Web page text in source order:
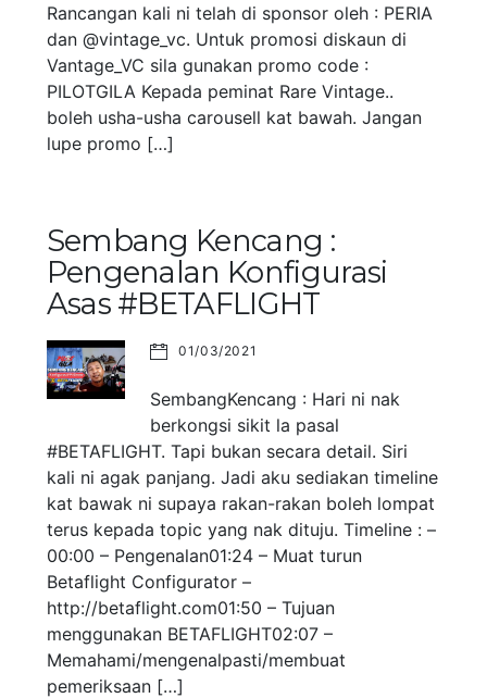
Rancangan kali ni telah di sponsor oleh : PERIA
dan @vintage_vc. Untuk promosi diskaun di
Vantage_VC sila gunakan promo code :
PILOTGILA Kepada peminat Rare Vintage..
boleh usha-usha carousell kat bawah. Jangan
lupe promo […]
Sembang Kencang :
Pengenalan Konfigurasi
Asas #BETAFLIGHT
01/03/2021
SembangKencang : Hari ni nak
berkongsi sikit la pasal
#BETAFLIGHT. Tapi bukan secara detail. Siri
kali ni agak panjang. Jadi aku sediakan timeline
kat bawak ni supaya rakan-rakan boleh lompat
terus kepada topic yang nak dituju. Timeline : –
00:00 – Pengenalan01:24 – Muat turun
Betaflight Configurator –
http://betaflight.com01:50 – Tujuan
menggunakan BETAFLIGHT02:07 –
Memahami/mengenalpasti/membuat
pemeriksaan […]